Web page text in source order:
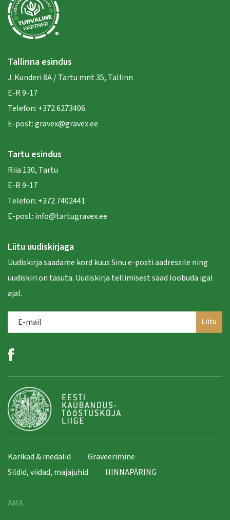
®
Tallinna esindus
J. Kunderi 8A / Tartu mnt 35, Tallinn
E-R 9-17
Telefon: +372 6273406
E-post:gravex@gravex.ee
Tartu esindus
Riia 130, Tartu
E-R 9-17
Telefon: +372 7402441
E-post: info@tartugravex.ee
Liitu uudiskirjaga
Uudiskirja saadame kord kuus Sinu e-posti aadressile ning
uudiskiri on tasuta. Uudiskirja tellimisest saad loobuda igal
ajal.
Karikad & medalid
Graveerimine
Sildid, viidad, majajuhid
HINNAPÄRING
AMA